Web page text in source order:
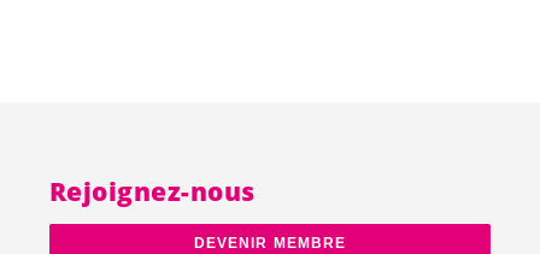
Rejoignez-nous
DEVENIR MEMBRE